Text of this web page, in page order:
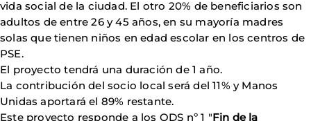
vida social de la ciudad. El otro 20% de beneficiarios son
adultos de entre 26 y 45 años, en su mayoría madres
solas que tienen niños en edad escolar en los centros de
PSE.
El proyecto tendrá una duración de 1 año.
La contribución del socio local será del 11% y Manos
Unidas aportará el 89% restante.
Este proyecto responde a los ODS nº 1 "Fin de la